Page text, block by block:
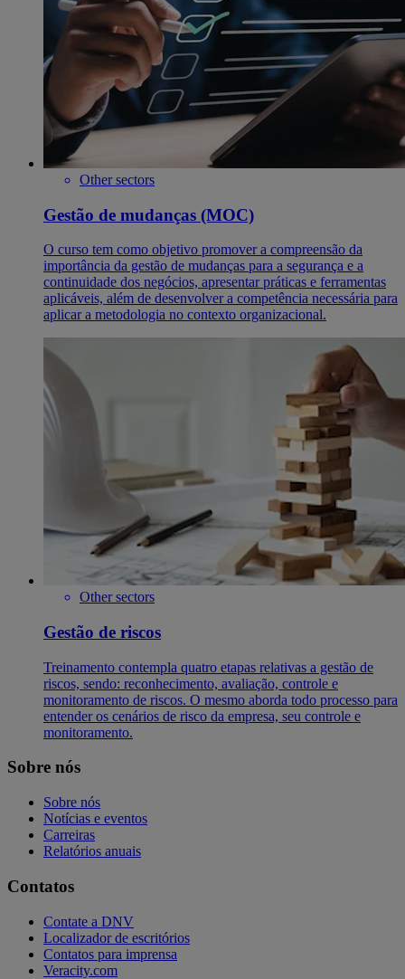
Other sectors
Gestão de mudanças (MOC)
O curso tem como objetivo promover a compreensão da
importância da gestão de mudanças para a segurança e a
continuidade dos negócios, apresentar práticas e ferramentas
aplicáveis, além de desenvolver a competência necessária para
aplicar a metodologia no contexto organizacional.
Other sectors
Gestão de riscos
Treinamento contempla quatro etapas relativas a gestão de
riscos, sendo: reconhecimento, avaliação, controle e
monitoramento de riscos. O mesmo aborda todo processo para
entender os cenários de risco da empresa, seu controle e
monitoramento.
Sobre nós
Sobre nós
Notícias e eventos
Carreiras
Relatórios anuais
Contatos
Contate a DNV
Localizador de escritórios
Contatos para imprensa
Veracity.com